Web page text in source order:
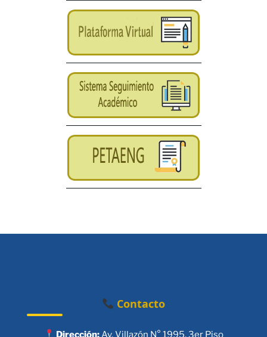
Contacto
Dirección:Av. Villazón N° 1995, 3er Piso